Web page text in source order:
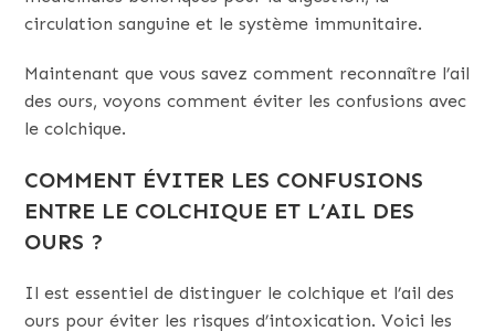
circulation sanguine et le système immunitaire.
Maintenant que vous savez comment reconnaître l’ail
des ours, voyons comment éviter les confusions avec
le colchique.
COMMENT ÉVITER LES CONFUSIONS
ENTRE LE COLCHIQUE ET L’AIL DES
OURS ?
Il est essentiel de distinguer le colchique et l’ail des
ours pour éviter les risques d’intoxication. Voici les